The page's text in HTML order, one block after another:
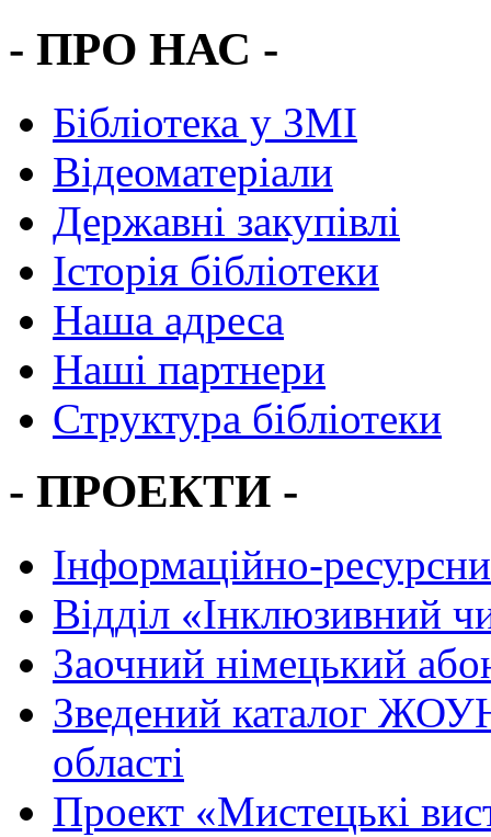
- ПРО НАС -
Бібліотека у ЗМІ
Відеоматеріали
Державні закупівлі
Історія бібліотеки
Наша адреса
Наші партнери
Структура бібліотеки
- ПРОЕКТИ -
Інформаційно-
Вiддiл «Інклюзивний
Заочний німецький
Зведений каталог
області
Проект «Мистецькі